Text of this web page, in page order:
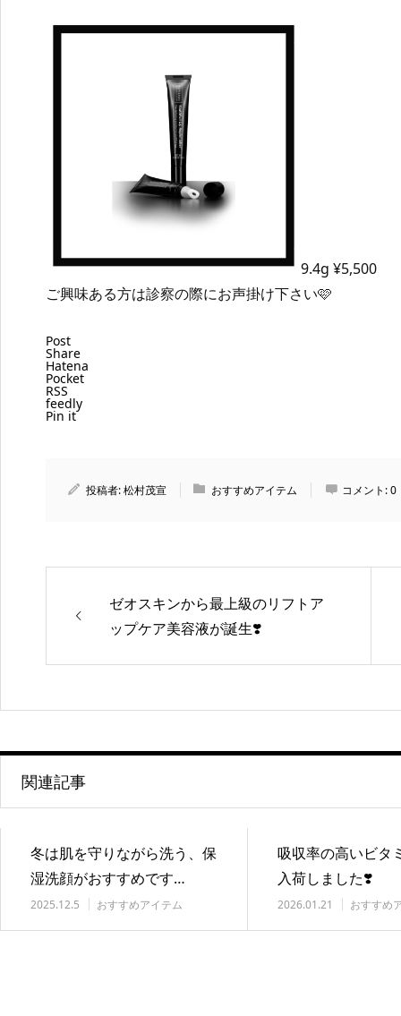
9.4g ¥5,500
ご興味ある方は診察の際にお声掛け下さい🩷
Post
Share
Hatena
Pocket
RSS
feedly
Pin it
投稿者:松村茂宣 おすすめアイテム コメント:0
ゼオスキンから最上級のリフトア
ップケア美容液が誕生❣️
関連記事
冬は肌を守りながら洗う、保
湿洗顔がおすすめです…
2025.12.5 おすすめアイテム
吸収率の高いビタ
入荷しました❣️
2026.01.21 おすすめ